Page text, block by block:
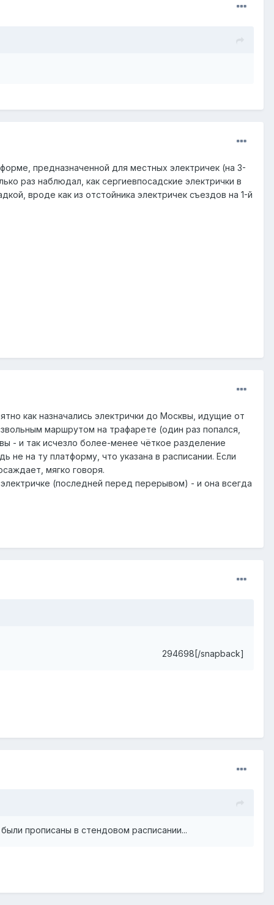
предназначенной для местных электричек (на 3-
раз наблюдал, как сергиевпосадские электрички в
вроде как из отстойника электричек съездов на 1-й
как назначались электрички до Москвы, идущие от
маршрутом на трафарете (один раз попался,
- и так исчезло более-менее чёткое разделение
не на ту платформу, что указана в расписании. Если
мягко говоря.
(последней перед перерывом) - и она всегда
294698[/snapback]
прописаны в стендовом расписании...